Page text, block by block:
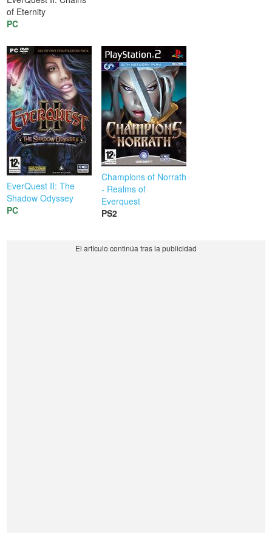
of Eternity
PC
EverQuest II: The
Shadow Odyssey
PC
Champions of Norrath
- Realms of
Everquest
PS2